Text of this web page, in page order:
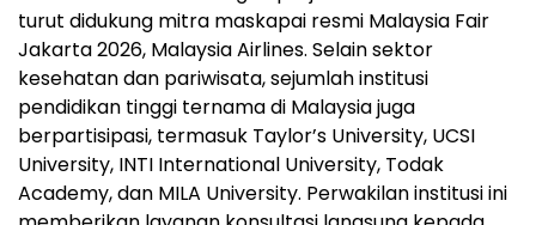
turut didukung mitra maskapai resmi Malaysia Fair
Jakarta 2026, Malaysia Airlines. Selain sektor
kesehatan dan pariwisata, sejumlah institusi
pendidikan tinggi ternama di Malaysia juga
berpartisipasi, termasuk Taylor’s University, UCSI
University, INTI International University, Todak
Academy, dan MILA University. Perwakilan institusi ini